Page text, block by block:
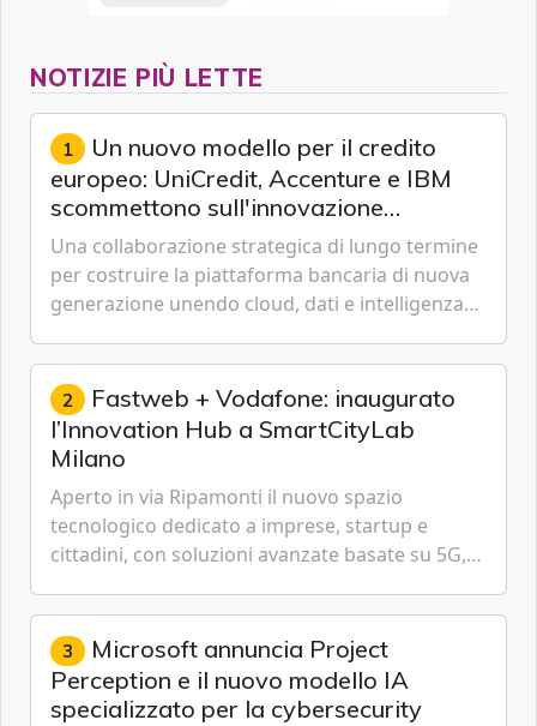
NOTIZIE PIÙ LETTE
1 Un nuovo modello per il credito
europeo: UniCredit, Accenture e IBM
scommettono sull'innovazione
tecnologica
Una collaborazione strategica di lungo termine
per costruire la piattaforma bancaria di nuova
generazione unendo cloud, dati e intelligenza
2 Fastweb + Vodafone: inaugurato
l’Innovation Hub a SmartCityLab
Milano
Aperto in via Ripamonti il nuovo spazio
tecnologico dedicato a imprese, startup e
cittadini, con soluzioni avanzate basate su 5G,
Cybersecurity.
3 Microsoft annuncia Project
Perception e il nuovo modello IA
specializzato per la cybersecurity